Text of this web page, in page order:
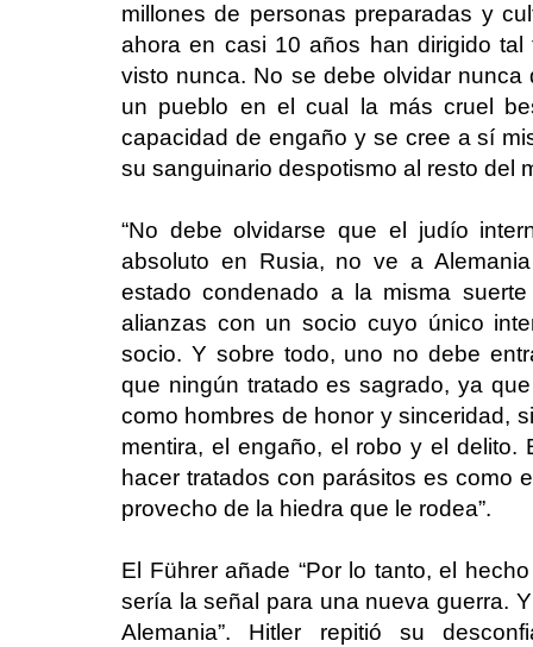
millones de personas preparadas y
ahora en casi 10 años han dirigido
visto nunca. No se debe olvidar
un pueblo en el cual la más cruel
capacidad de engaño y se cree a sí
su sanguinario despotismo al resto del
“No debe olvidarse que el judío
absoluto en Rusia, no ve a
estado condenado a la misma
alianzas con un socio cuyo único
socio. Y sobre todo, uno no debe
que ningún tratado es sagrado, ya
como hombres de honor y sinceridad,
mentira, el engaño, el robo y el delito.
hacer tratados con parásitos es como
provecho de la hiedra que le rodea”.
El Führer añade “Por lo tanto, el
sería la señal para una nueva guerra.
Alemania”. Hitler repitió su